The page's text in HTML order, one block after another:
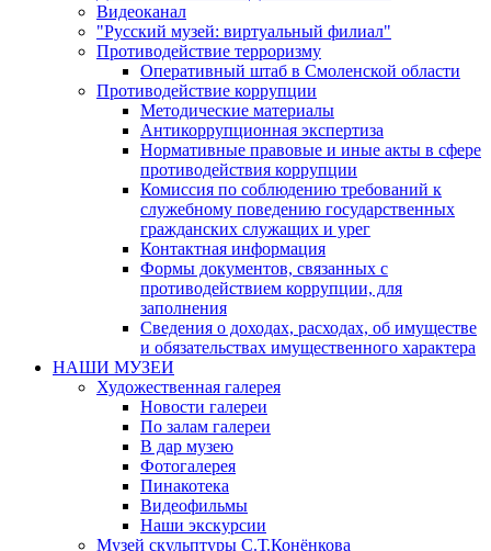
Видеоканал
"Русский музей: виртуальный филиал"
Противодействие терроризму
Оперативный штаб в Смоленской области
Противодействие коррупции
Методические материалы
Антикоррупционная экспертиза
Нормативные правовые и иные акты в сфере
противодействия коррупции
Комиссия по соблюдению требований к
служебному поведению государственных
гражданских служащих и урег
Контактная информация
Формы документов, связанных с
противодействием коррупции, для
заполнения
Сведения о доходах, расходах, об имуществе
и обязательствах имущественного характера
НАШИ МУЗЕИ
Художественная галерея
Новости галереи
По залам галереи
В дар музею
Фотогалерея
Пинакотека
Видеофильмы
Наши экскурсии
Музей скульптуры С.Т.Конёнкова